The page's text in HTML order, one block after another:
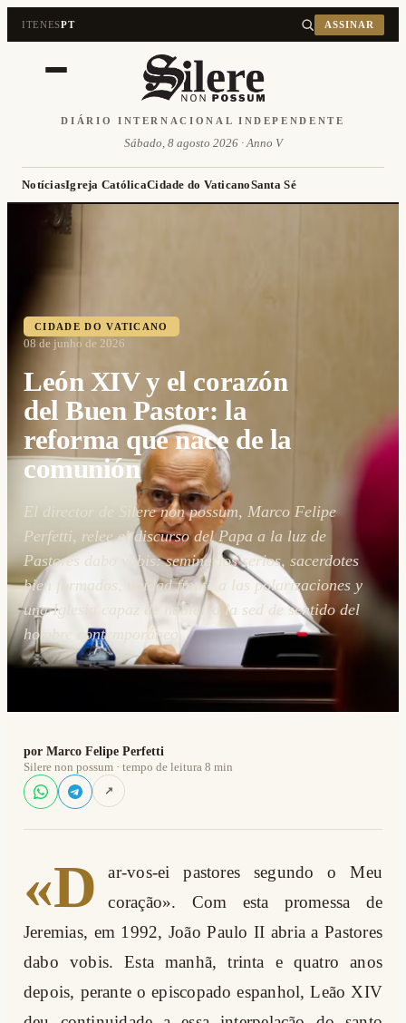
ITENESPT ASSINAR
DIÁRIO INTERNACIONAL INDEPENDENTE
Sábado, 8 agosto 2026 · Anno V
NotíciasIgreja CatólicaCidade do VaticanoSanta Sé
CIDADE DO VATICANO
08 de junho de 2026
León XIV y el corazón
del Buen Pastor: la
reforma que nace de la
comunión
El director de Silere non possum, Marco Felipe
Perfetti, relee el discurso del Papa a la luz de
Pastores dabo vobis: seminarios serios, sacerdotes
bien formados, unidad frente a las polarizaciones y
una Iglesia capaz de hablar a la sed de sentido del
hombre contemporáneo.
por Marco Felipe Perfetti
Silere non possum · tempo de leitura 8 min
↗
«D
ar-vos-ei pastores segundo o Meu
coração». Com esta promessa de
Jeremias, em 1992, João Paulo II abria a Pastores
dabo vobis. Esta manhã, trinta e quatro anos
depois, perante o episcopado espanhol, Leão XIV